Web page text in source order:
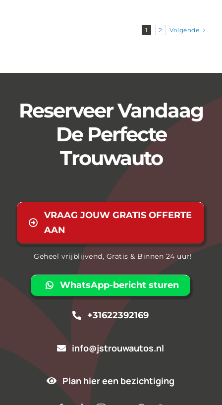
1 2 Volgende
Reserveer Vandaag
De Perfecte
Trouwauto
VRAAG JOUW GRATIS OFFERTE
AAN
Geheel vrijblijvend, Gratis & Binnen 24 uur!
WhatsApp-bericht sturen
+31622392169
info@jstrouwautos.nl
Plan hier een bezichtiging